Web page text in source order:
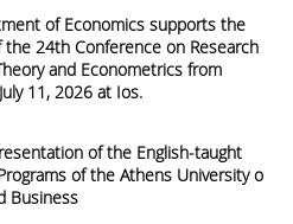
of Economics supports the
the 24th Conference on Research
and Econometrics from
11, 2026 at Ios.
of the English-taught
of the Athens University of
Business